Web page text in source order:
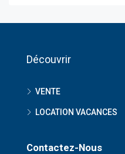
Découvrir
VENTE
LOCATION VACANCES
Contactez-Nous